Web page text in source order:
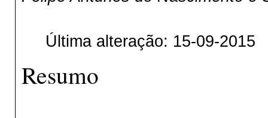
Última alteração: 15-09-2015
Resumo